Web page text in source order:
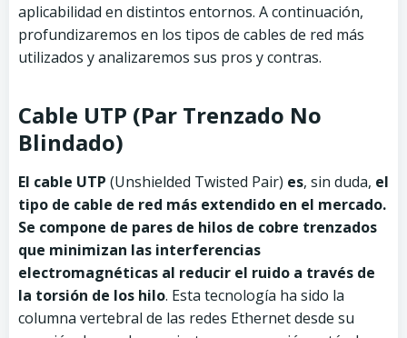
aplicabilidad en distintos entornos. A continuación,
profundizaremos en los tipos de cables de red más
utilizados y analizaremos sus pros y contras.
Cable UTP (Par Trenzado No
Blindado)
El cable UTP (Unshielded Twisted Pair) es, sin duda, el
tipo de cable de red más extendido en el mercado.
Se compone de pares de hilos de cobre trenzados
que minimizan las interferencias
electromagnéticas al reducir el ruido a través de
la torsión de los hilo. Esta tecnología ha sido la
columna vertebral de las redes Ethernet desde su